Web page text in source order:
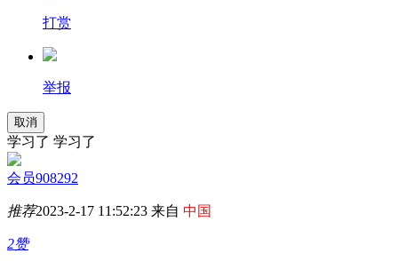
打赏
举报
取消
学习了 学习了
会员908292
推荐2023-2-17 11:52:23 来自 中国
2赞